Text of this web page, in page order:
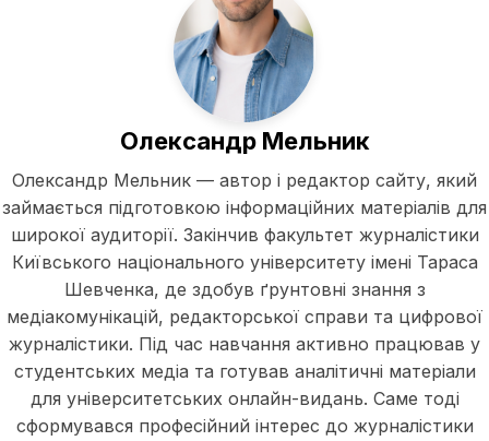
Олександр Мельник
Олександр Мельник — автор і редактор сайту, який
займається підготовкою інформаційних матеріалів для
широкої аудиторії. Закінчив факультет журналістики
Київського національного університету імені Тараса
Шевченка, де здобув ґрунтовні знання з
медіакомунікацій, редакторської справи та цифрової
журналістики. Під час навчання активно працював у
студентських медіа та готував аналітичні матеріали
для університетських онлайн-видань. Саме тоді
сформувався професійний інтерес до журналістики